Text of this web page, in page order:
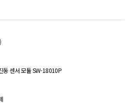
동 센서 모듈 SW-18010P